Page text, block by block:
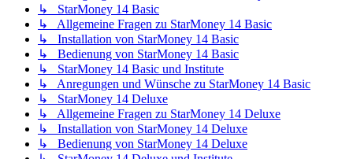
↳ StarMoney 14 Basic
↳ Allgemeine Fragen zu StarMoney 14 Basic
↳ Installation von StarMoney 14 Basic
↳ Bedienung von StarMoney 14 Basic
↳ StarMoney 14 Basic und Institute
↳ Anregungen und Wünsche zu StarMoney 14 Basic
↳ StarMoney 14 Deluxe
↳ Allgemeine Fragen zu StarMoney 14 Deluxe
↳ Installation von StarMoney 14 Deluxe
↳ Bedienung von StarMoney 14 Deluxe